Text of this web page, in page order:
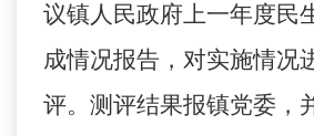
议镇人民政府上一年度民
成情况报告，对实施情况
评。测评结果报镇党委，